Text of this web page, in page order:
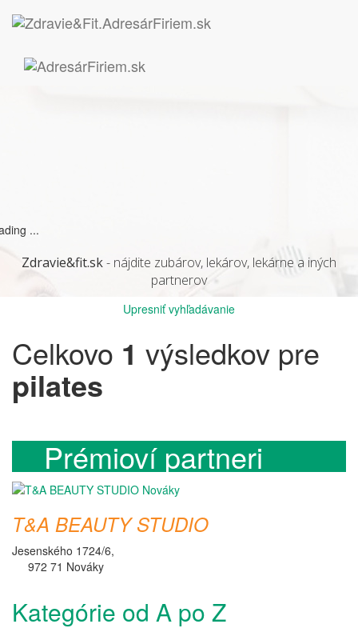
...
Zdravie&fit.sk- nájdite zubárov, lekárov, lekárne a iných
partnerov
Upresniť vyhľadávanie
Celkovo 1 výsledkov pre
pilates
Prémioví partneri
T&A BEAUTY STUDIO
Jesenského 1724/6,
972 71 Nováky
Kategórie od A po Z